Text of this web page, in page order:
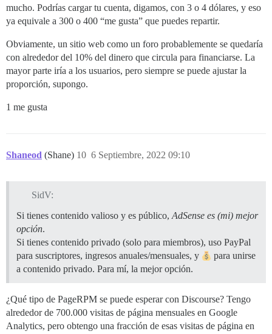
mucho. Podrías cargar tu cuenta, digamos, con 3 o 4 dólares, y eso
ya equivale a 300 o 400 “me gusta” que puedes repartir.
Obviamente, un sitio web como un foro probablemente se quedaría
con alrededor del 10% del dinero que circula para financiarse. La
mayor parte iría a los usuarios, pero siempre se puede ajustar la
proporción, supongo.
1 me gusta
Shaneod (Shane) 6 Septiembre, 2022 09:10
10
SidV:
Si tienes contenido valioso y es público, AdSense es (mi) mejor
opción.
Si tienes contenido privado (solo para miembros), uso PayPal
para suscriptores, ingresos anuales/mensuales, y
para unirse
a contenido privado. Para mí, la mejor opción.
¿Qué tipo de PageRPM se puede esperar con Discourse? Tengo
alrededor de 700.000 visitas de página mensuales en Google
Analytics, pero obtengo una fracción de esas visitas de página en